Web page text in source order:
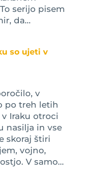
serijo pisem
da...
so ujeti v
v
po treh letih
Iraku otroci
nasilja in vse
skoraj štiri
vojno,
V samo...